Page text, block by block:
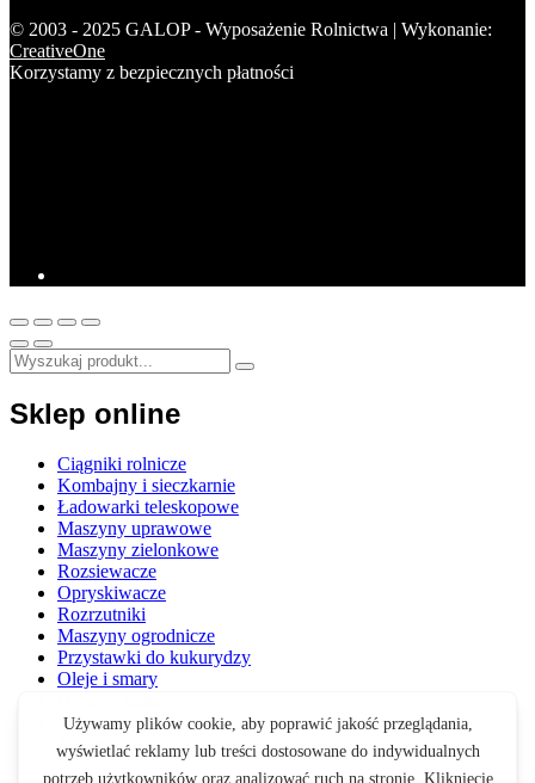
© 2003 - 2025 GALOP - Wyposażenie Rolnictwa | Wykonanie:
CreativeOne
Korzystamy z bezpiecznych płatności
Sklep online
Ciągniki rolnicze
Kombajny i sieczkarnie
Ładowarki teleskopowe
Maszyny uprawowe
Maszyny zielonkowe
Rozsiewacze
Opryskiwacze
Rozrzutniki
Maszyny ogrodnicze
Przystawki do kukurydzy
Oleje i smary
Akcesoria
Zabawki